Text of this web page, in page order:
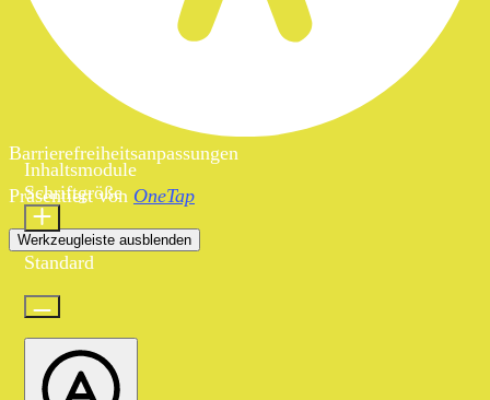
Barrierefreiheitsanpassungen
Präsentiert von OneTap
Werkzeugleiste ausblenden
Inhaltsmodule
Schriftgröße
Standard